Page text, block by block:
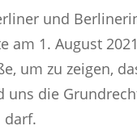
und
am 1. August
um zu zeigen,
uns die
darf.